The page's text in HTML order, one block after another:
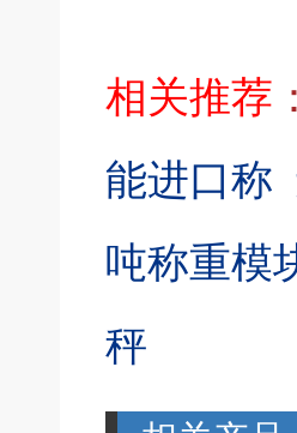
相关推荐
能进口称
吨称重模
秤